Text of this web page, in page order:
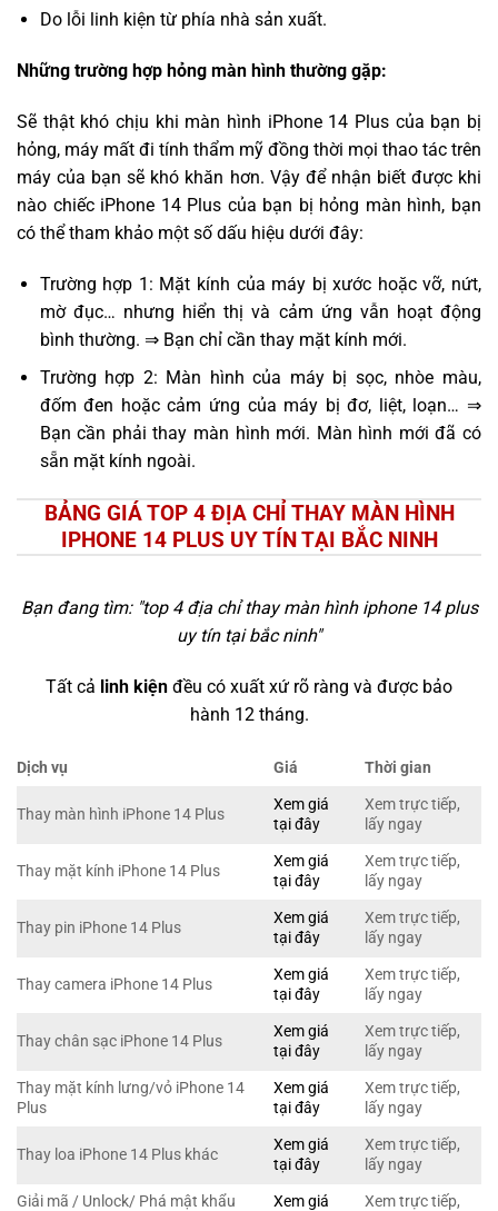
Do lỗi linh kiện từ phía nhà sản xuất.
Những trường hợp hỏng màn hình thường gặp:
Sẽ thật khó chịu khi màn hình iPhone 14 Plus của bạn bị
hỏng, máy mất đi tính thẩm mỹ đồng thời mọi thao tác trên
máy của bạn sẽ khó khăn hơn. Vậy để nhận biết được khi
nào chiếc iPhone 14 Plus của bạn bị hỏng màn hình, bạn
có thể tham khảo một số dấu hiệu dưới đây:
Trường hợp 1: Mặt kính của máy bị xước hoặc vỡ, nứt,
mờ đục… nhưng hiển thị và cảm ứng vẫn hoạt động
bình thường. ⇒ Bạn chỉ cần thay mặt kính mới.
Trường hợp 2: Màn hình của máy bị sọc, nhòe màu,
đốm đen hoặc cảm ứng của máy bị đơ, liệt, loạn… ⇒
Bạn cần phải thay màn hình mới. Màn hình mới đã có
sẵn mặt kính ngoài.
BẢNG GIÁ TOP 4 ĐỊA CHỈ THAY MÀN HÌNH
IPHONE 14 PLUS UY TÍN TẠI BẮC NINH
Bạn đang tìm: "top 4 địa chỉ thay màn hình iphone 14 plus
uy tín tại bắc ninh"
Tất cả linh kiện đều có xuất xứ rõ ràng và được bảo
hành 12 tháng.
Dịch vụ Giá Thời gian
Thay màn hình iPhone 14 Plus
Xem giá
tại đây
Xem trực tiếp,
lấy ngay
Thay mặt kính iPhone 14 Plus
Xem giá
tại đây
Xem trực tiếp,
lấy ngay
Thay pin iPhone 14 Plus
Xem giá
tại đây
Xem trực tiếp,
lấy ngay
Thay camera iPhone 14 Plus
Xem giá
tại đây
Xem trực tiếp,
lấy ngay
Thay chân sạc iPhone 14 Plus
Xem giá
tại đây
Xem trực tiếp,
lấy ngay
Thay mặt kính lưng/vỏ iPhone 14
Plus
Xem giá
tại đây
Xem trực tiếp,
lấy ngay
Thay loa iPhone 14 Plus khác
Xem giá
tại đây
Xem trực tiếp,
lấy ngay
Giải mã / Unlock/ Phá mật khẩu
Xem giá Xem trực tiếp,